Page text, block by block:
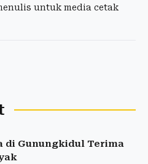
untuk media cetak
di Gunungkidul Terima